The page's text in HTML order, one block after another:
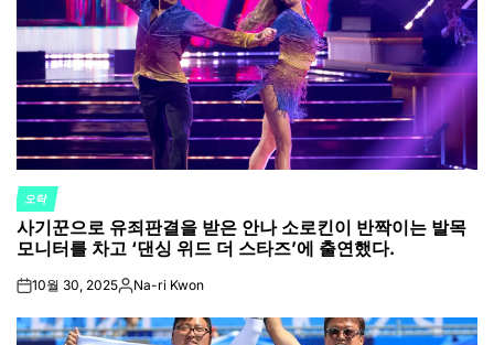
POSTED
IN
오락
사기꾼으로 유죄판결을 받은 안나 소로킨이 반짝이는 발목
모니터를 차고 ‘댄싱 위드 더 스타즈’에 출연했다.
on10월 30, 2025Posted
Na-ri Kwon